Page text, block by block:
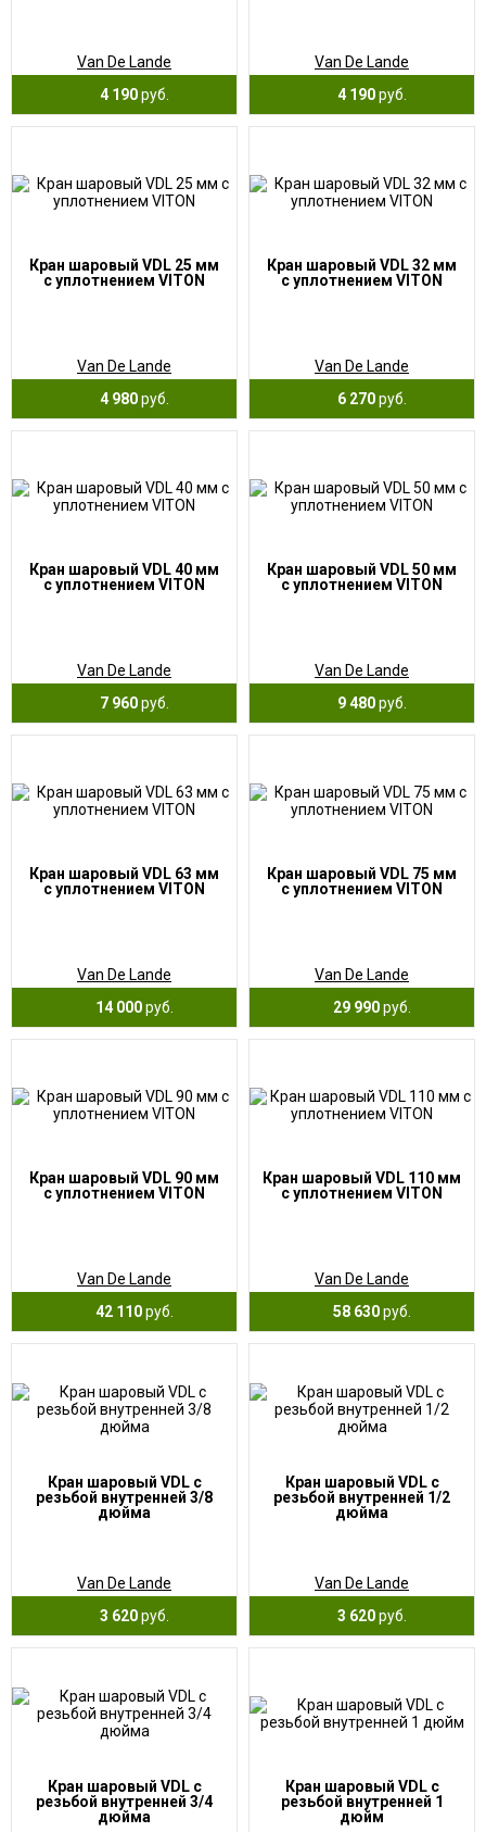
Van De Lande
4 190руб.
Van De Lande
4 190руб.
Кран шаровый VDL 25 мм
с уплотнением VITON
Van De Lande
4 980руб.
Кран шаровый VDL 32 мм
с уплотнением VITON
Van De Lande
6 270руб.
Кран шаровый VDL 40 мм
с уплотнением VITON
Van De Lande
7 960руб.
Кран шаровый VDL 50 мм
с уплотнением VITON
Van De Lande
9 480руб.
Кран шаровый VDL 63 мм
с уплотнением VITON
Van De Lande
14 000руб.
Кран шаровый VDL 75 мм
с уплотнением VITON
Van De Lande
29 990руб.
Кран шаровый VDL 90 мм
с уплотнением VITON
Van De Lande
42 110руб.
Кран шаровый VDL 110 мм
с уплотнением VITON
Van De Lande
58 630руб.
Кран шаровый VDL c
резьбой внутренней 3/8
дюйма
Van De Lande
3 620руб.
Кран шаровый VDL c
резьбой внутренней 1/2
дюйма
Van De Lande
3 620руб.
Кран шаровый VDL c
резьбой внутренней 3/4
дюйма
Кран шаровый VDL c
резьбой внутренней 1
дюйм